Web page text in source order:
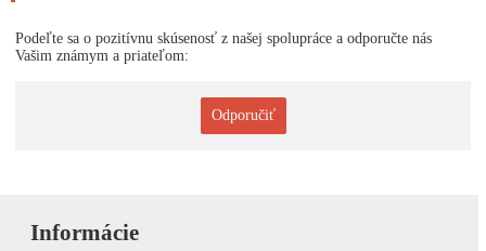
Podeľte sa o pozitívnu skúsenosť z našej spolupráce a odporučte nás
Vašim známym a priateľom:
Odporučiť
Informácie